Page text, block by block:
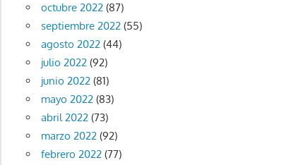
octubre 2022(87)
septiembre 2022(55)
agosto 2022(44)
julio 2022(92)
junio 2022(81)
mayo 2022(83)
abril 2022(73)
marzo 2022(92)
febrero 2022(77)